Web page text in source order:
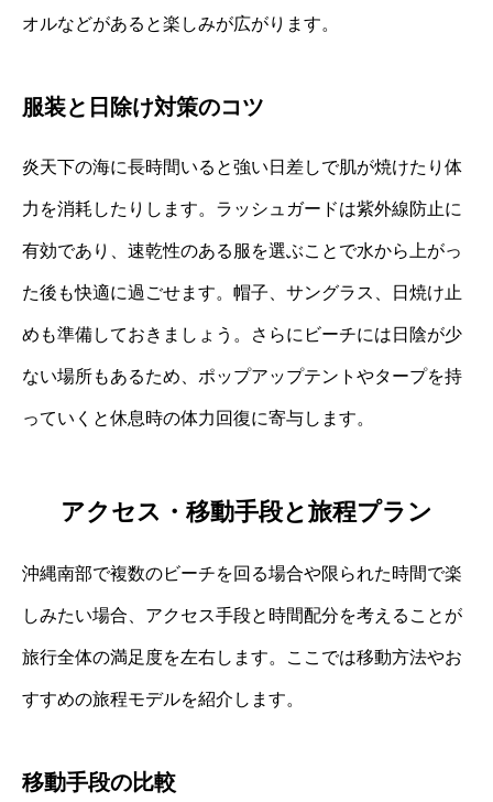
オルなどがあると楽しみが広がります。
服装と日除け対策のコツ
炎天下の海に長時間いると強い日差しで肌が焼けたり体
力を消耗したりします。ラッシュガードは紫外線防止に
有効であり、速乾性のある服を選ぶことで水から上がっ
た後も快適に過ごせます。帽子、サングラス、日焼け止
めも準備しておきましょう。さらにビーチには日陰が少
ない場所もあるため、ポップアップテントやタープを持
っていくと休息時の体力回復に寄与します。
アクセス・移動手段と旅程プラン
沖縄南部で複数のビーチを回る場合や限られた時間で楽
しみたい場合、アクセス手段と時間配分を考えることが
旅行全体の満足度を左右します。ここでは移動方法やお
すすめの旅程モデルを紹介します。
移動手段の比較